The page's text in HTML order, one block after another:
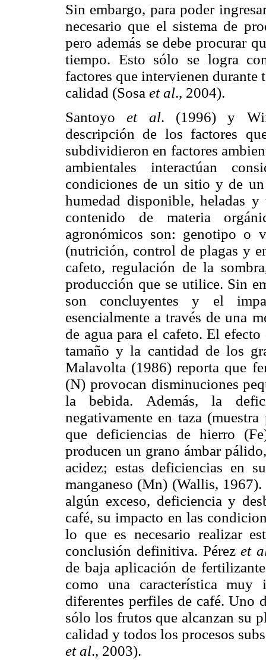
Sin embargo, para poder
necesario que el sistema de
pero además se debe procurar
tiempo. Esto sólo se logra
factores que intervienen durante
calidad (Sosa et al., 2004).
Santoyoet al. (1996) y
descripción de los factores
subdividieron en factores
ambientales interactúan
condiciones de un sitio y de
humedad disponible, heladas
contenido de materia
agronómicos son: genotipo o
(nutrición, control de plagas y
cafeto, regulación de la
producción que se utilice. Sin
son concluyentes y el
esencialmente a través de una
de agua para el cafeto. El
tamaño y la cantidad de los
Malavolta (1986) reporta que
(N) provocan disminuciones
la bebida. Además, la
negativamente en taza
que deficiencias de hierro
producen un grano ámbar
acidez; estas deficiencias en
manganeso (Mn) (Wallis,
algún exceso, deficiencia y
café, su impacto en las
lo que es necesario realizar
conclusión definitiva. Pérezet
de baja aplicación de
como una característica
diferentes perfiles de café. Uno
sólo los frutos que alcanzan su
calidad y todos los procesos
et al., 2003).